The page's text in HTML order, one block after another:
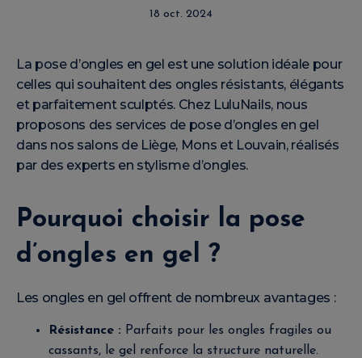
18 oct. 2024
La pose d’ongles en gel est une solution idéale pour
celles qui souhaitent des ongles résistants, élégants
et parfaitement sculptés. Chez LuluNails, nous
proposons des services de pose d’ongles en gel
dans nos salons de Liège, Mons et Louvain, réalisés
par des experts en stylisme d’ongles.
Pourquoi choisir la pose
d’ongles en gel ?
Les ongles en gel offrent de nombreux avantages :
Résistance : Parfaits pour les ongles fragiles ou
cassants, le gel renforce la structure naturelle.